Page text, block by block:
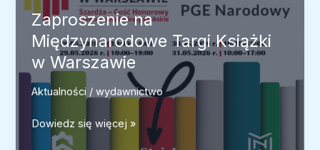
Beatą Walęciuk-
Dejneką
w
Katolickim
Radiu
Podlasie
Zaproszenie na
Międzynarodowe Targi Książki
w Warszawie
Aktualności /wydawnictwo
Zaproszenie
Dowiedz się więcej »